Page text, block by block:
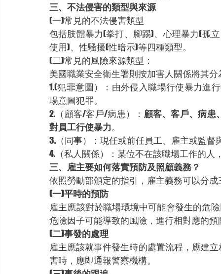
三、不法侵害的類型與來源
(一)常見的不法侵害類型
包括肢體暴力(拳打、腳踢)、心理暴力(孤
使用)、性騷擾(性暗示)等四種類型。
(二)常見的風險來源類型：
美國職業安全衛生署則按加害人關係將其
1.(犯罪意圖）：由外侵入職場行使暴力進
場意圖犯罪。
2.（顧客/客戶/病患）： 顧客、客戶、病患
對員工行使暴力。
3.（同事）：現任或前任員工、雇主或監
4.（私人關係）：某位不在該職場工作的
三、雇主要如何落實預防及照顧義務？
依照勞動部頒定的指引，雇主義務可以分成
(一)平時的預防
雇主應該對於職場環境中可能會發生的危
危險因子可能導致的風險，進行相對應的
(二)事發的處理
雇主應該就事件發生時的處置流程，應建
害時，應即通報警察機構。